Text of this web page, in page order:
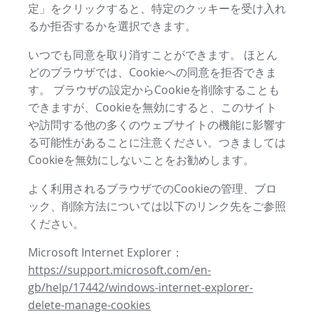
定」をクリックすると、特定のクッキーを受け入れ
るか拒否するかを選択できます。
いつでも同意を取り消すことができます。 ほとん
どのブラウザでは、Cookieへの同意を拒否できま
す。 ブラウザの設定からCookieを削除することも
できますが、Cookieを無効にすると、このサイト
や訪問する他の多くのウェブサイトの機能に影響す
る可能性があることに注意ください。つきましては
Cookieを無効にしないことをお勧めします。
よく利用されるブラウザでのCookieの管理、ブロ
ック、削除方法については以下のリンク先をご参照
ください。
Microsoft Internet Explorer：
https://support.microsoft.com/en-
gb/help/17442/windows-internet-explorer-
delete-manage-cookies